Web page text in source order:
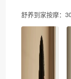
舒养到家按摩：